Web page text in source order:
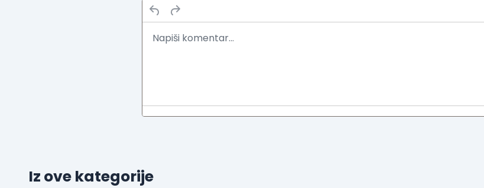
Iz ove kategorije